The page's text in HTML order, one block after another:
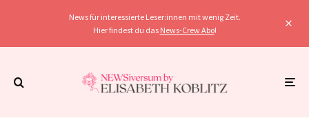
News für interessierte Leser:innen mit wenig Zeit.
Hier findest du das News-Crew Abo!